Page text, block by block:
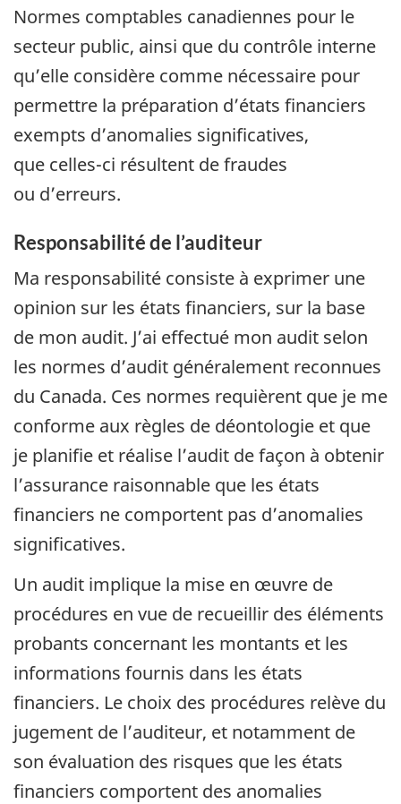
Normes comptables canadiennes pour le
secteur public, ainsi que du contrôle interne
qu’elle considère comme nécessaire pour
permettre la préparation d’états financiers
exempts d’anomalies significatives,
que celles-ci résultent de fraudes
ou d’erreurs.
Responsabilité de l’auditeur
Ma responsabilité consiste à exprimer une
opinion sur les états financiers, sur la base
de mon audit. J’ai effectué mon audit selon
les normes d’audit généralement reconnues
du Canada. Ces normes requièrent que je me
conforme aux règles de déontologie et que
je planifie et réalise l’audit de façon à obtenir
l’assurance raisonnable que les états
financiers ne comportent pas d’anomalies
significatives.
Un audit implique la mise en œuvre de
procédures en vue de recueillir des éléments
probants concernant les montants et les
informations fournis dans les états
financiers. Le choix des procédures relève du
jugement de l’auditeur, et notamment de
son évaluation des risques que les états
financiers comportent des anomalies